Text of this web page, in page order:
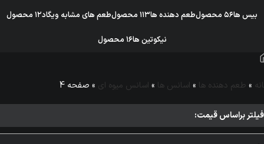
بیس ها۵۶ محصول طعم دهنده ها۱۱۳ محصول طعم های مشابه ویگاد۱۲ محصول
نیکوتین ها۱۶ محصول
» طعم دهنده ها » اسانس‌ ها » اسانس میوه ای » صفحه 4
فیلتر براساس قیمت: